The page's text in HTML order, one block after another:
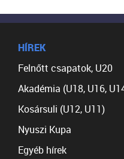
HÍREK
Felnőtt csapatok, U20
Akadémia (U18, U16,
Kosársuli (U12, U11)
Nyuszi Kupa
Egyéb hírek